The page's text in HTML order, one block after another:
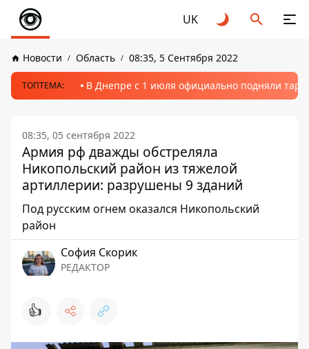
UK
Новости Область 08:35, 5 Сентября 2022
ТОПТЕМА: В Днепре с 1 июля официально подняли
08:35, 05 сентября 2022
Армия рф дважды обстреляла
Никопольский район из тяжелой
артиллерии: разрушены 9 зданий
Под русским огнем оказался Никопольский
район
София Скорик
РЕДАКТОР
👍